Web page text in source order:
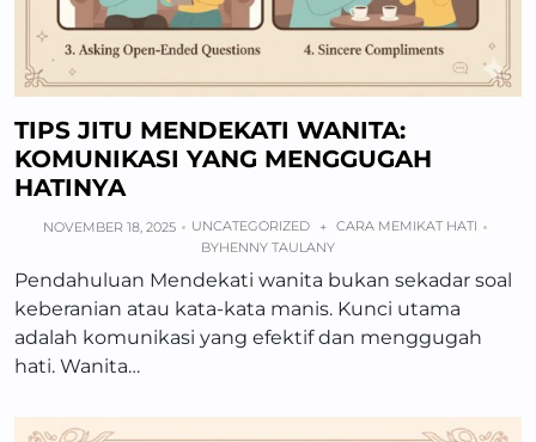
TIPS JITU MENDEKATI WANITA:
KOMUNIKASI YANG MENGGUGAH
HATINYA
NOVEMBER 18, 2025 UNCATEGORIZED + CARA MEMIKAT HATI
BYHENNY TAULANY
Pendahuluan Mendekati wanita bukan sekadar soal
keberanian atau kata-kata manis. Kunci utama
adalah komunikasi yang efektif dan menggugah
hati. Wanita…